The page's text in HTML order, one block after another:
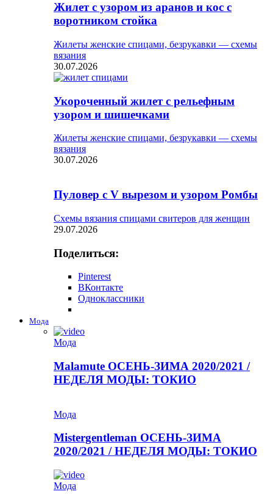
Жилет с узором из аранов и кос с
воротником стойка
Жилеты женские спицами, безрукавки — схемы
вязания
30.07.2026
Укороченный жилет с рельефным
узором и шишечками
Жилеты женские спицами, безрукавки — схемы
вязания
30.07.2026
Пуловер с V вырезом и узором Ромбы
Схемы вязания спицами свитеров для женщин
29.07.2026
Поделиться:
Pinterest
ВКонтакте
Одноклассники
Мода
Мода
Malamute ОСЕНЬ-ЗИМА 2020/2021 /
НЕДЕЛЯ МОДЫ: ТОКИО
Мода
Mistergentleman ОСЕНЬ-ЗИМА
2020/2021 / НЕДЕЛЯ МОДЫ: ТОКИО
Мода